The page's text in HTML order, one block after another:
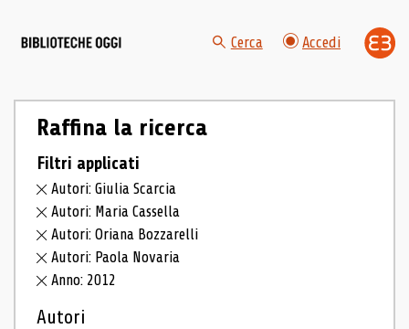
Cerca Accedi
Raffina la ricerca
Filtri applicati
Autori: Giulia Scarcia
Autori: Maria Cassella
Autori: Oriana Bozzarelli
Autori: Paola Novaria
Anno: 2012
Autori